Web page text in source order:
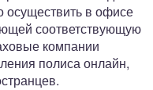
осуществить в офисе
соответствующую
компании
полиса онлайн,